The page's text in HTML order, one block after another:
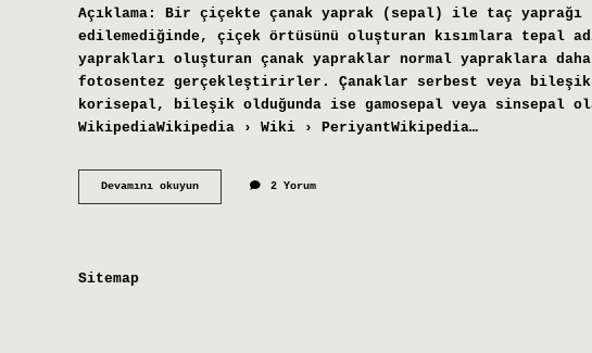
Açıklama: Bir çiçekte çanak yaprak (sepal) ile taç
edilemediğinde, çiçek örtüsünü oluşturan kısımlara tepal
yaprakları oluşturan çanak yapraklar normal yapraklara
fotosentez gerçekleştirirler. Çanaklar serbest veya
korisepal, bileşik olduğunda ise gamosepal veya sinsepal
WikipediaWikipedia › Wiki › PeriyantWikipedia…
Devamını okuyunPetaloid
Nedir
2 Yorum
Sitemap